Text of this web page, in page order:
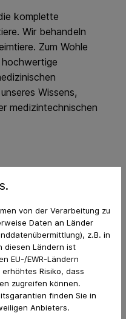
komplette
Wir behandeln
Zum Wohle
Wissens,
medizintechnischen
von der Verarbeitung zu
Daten an Länder
z.B. in
diesen Ländern ist
EU-/EWR-Ländern
Risiko, dass
zugreifen können.
finden Sie in
Anbieters.